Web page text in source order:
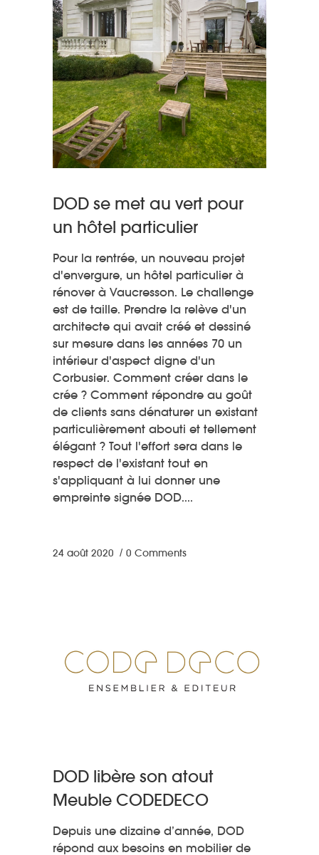
DOD se met au vert pour
un hôtel particulier
Pour la rentrée, un nouveau projet
d'envergure, un hôtel particulier à
rénover à Vaucresson. Le challenge
est de taille. Prendre la relève d'un
architecte qui avait créé et dessiné
sur mesure dans les années 70 un
intérieur d'aspect digne d'un
Corbusier. Comment créer dans le
crée ? Comment répondre au goût
de clients sans dénaturer un existant
particulièrement abouti et tellement
élégant ? Tout l'effort sera dans le
respect de l'existant tout en
s'appliquant à lui donner une
empreinte signée DOD.
24 août 2020 0 Comments
DOD libère son atout
Meuble CODEDECO
Depuis une dizaine d’année, DOD
répond aux besoins en mobilier de